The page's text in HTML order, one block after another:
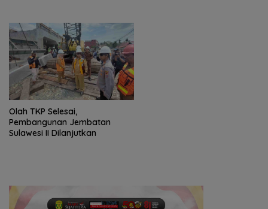
Olah TKP Selesai,
Pembangunan Jembatan
Sulawesi II Dilanjutkan